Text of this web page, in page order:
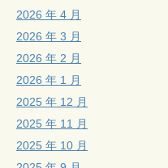
2026 年 4 月
2026 年 3 月
2026 年 2 月
2026 年 1 月
2025 年 12 月
2025 年 11 月
2025 年 10 月